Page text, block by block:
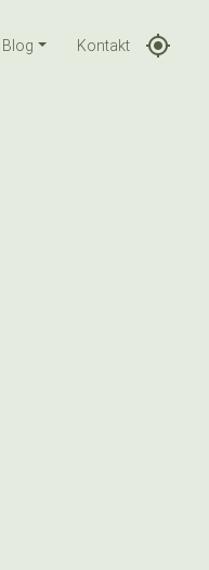
Blog Kontakt gps_fixed